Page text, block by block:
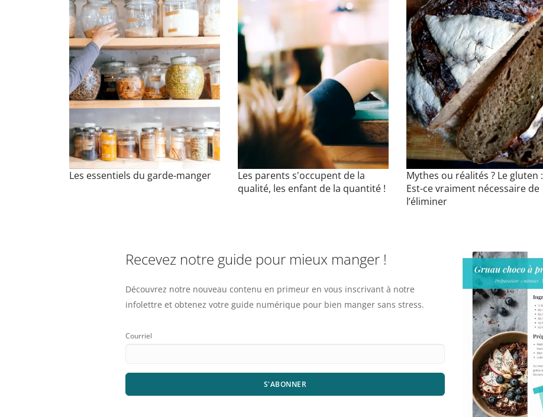
Les essentiels du garde-manger
Les parents s'occupent de la
qualité, les enfant de la quantité !
Mythes ou réalités ? Le gluten :
Est-ce vraiment nécessaire de
l’éliminer
Recevez notre guide pour mieux manger !
Découvrez notre nouveau contenu en primeur en vous inscrivant à notre
infolettre et obtenez votre guide numérique pour bien manger sans stress.
Courriel
S'ABONNER